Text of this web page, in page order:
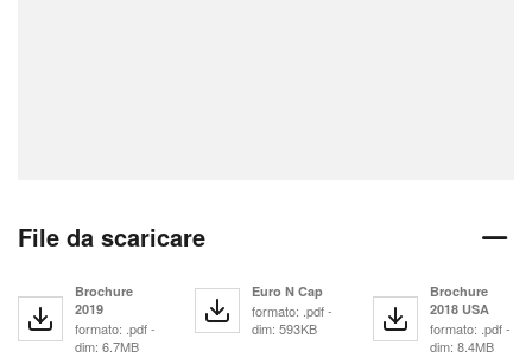
File da scaricare
Brochure
2019
formato: .pdf -
dim: 6.7MB
Euro N Cap
formato: .pdf -
dim: 593KB
Brochure
2018 USA
formato: .pdf -
dim: 8.4MB